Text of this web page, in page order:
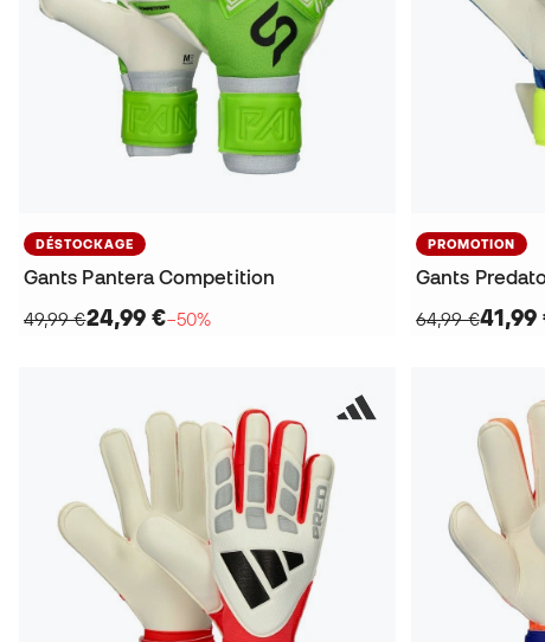
DÉSTOCKAGE
Gants Pantera Competition
49,99 €24,99 €−50%
PROMOTION
Gants
64,99 €41,99